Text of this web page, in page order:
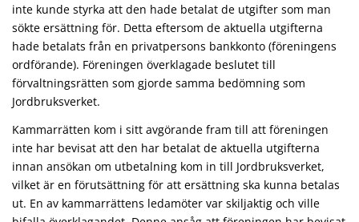
inte kunde styrka att den hade betalat de utgifter som man
sökte ersättning för. Detta eftersom de aktuella utgifterna
hade betalats från en privatpersons bankkonto (föreningens
ordförande). Föreningen överklagade beslutet till
förvaltningsrätten som gjorde samma bedömning som
Jordbruksverket.
Kammarrätten kom i sitt avgörande fram till att föreningen
inte har bevisat att den har betalat de aktuella utgifterna
innan ansökan om utbetalning kom in till Jordbruksverket,
vilket är en förutsättning för att ersättning ska kunna betalas
ut. En av kammarrättens ledamöter var skiljaktig och ville